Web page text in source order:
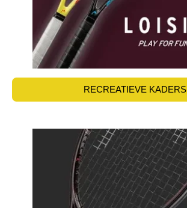
RECREATIEVE KADERS